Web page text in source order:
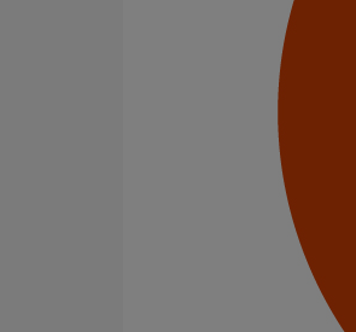
Accéder au catalogue